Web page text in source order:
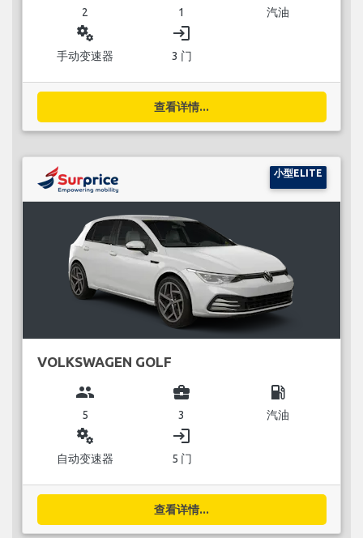
2 1 汽油
miscellaneous_services
手动变速器
login
3 门
查看详情...
小型ELITE
VOLKSWAGEN GOLF
group
5
business_center
3
local_gas_station
汽油
miscellaneous_services
自动变速器
login
5 门
查看详情...